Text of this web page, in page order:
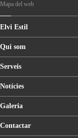
Mapa del web
Elvi Estil
Qui som
Serveis
Notícies
Galeria
Contactar